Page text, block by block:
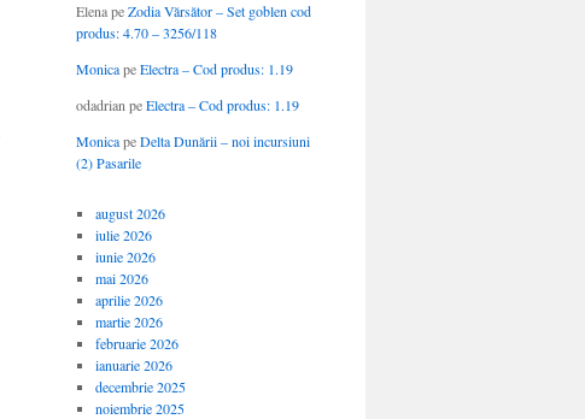
ElenapeZodia Vărsător – Set goblen cod
produs: 4.70 – 3256/118
MonicapeElectra – Cod produs: 1.19
odadrian peElectra – Cod produs: 1.19
MonicapeDelta Dunării – noi incursiuni
(2) Pasarile
august 2026
iulie 2026
iunie 2026
mai 2026
aprilie 2026
martie 2026
februarie 2026
ianuarie 2026
decembrie 2025
noiembrie 2025